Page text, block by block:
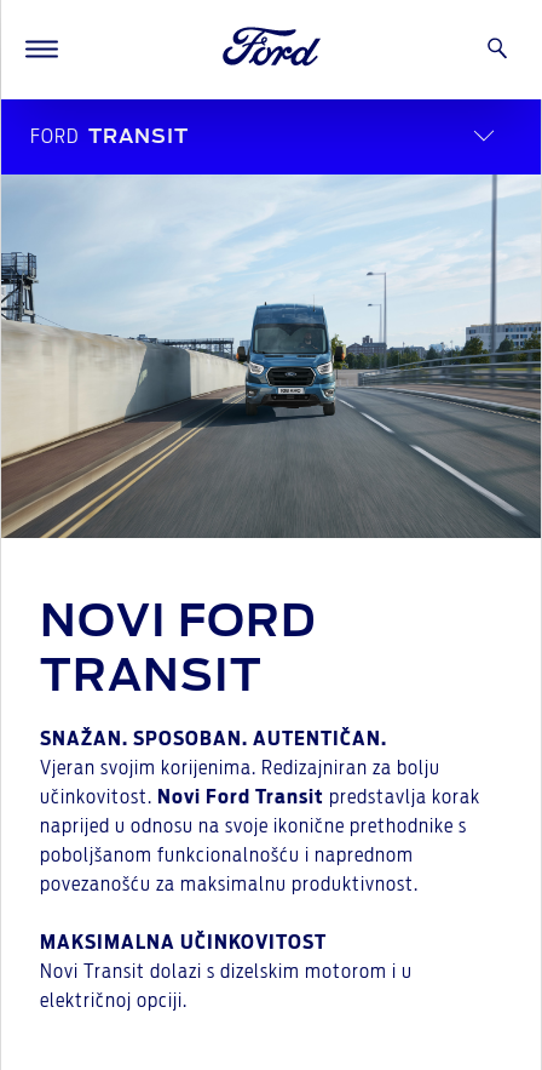
FORD TRANSIT
NOVI FORD
TRANSIT
SNAŽAN. SPOSOBAN. AUTENTIČAN.
Vjeran svojim korijenima. Redizajniran za bolju
učinkovitost. Novi Ford Transit predstavlja korak
naprijed u odnosu na svoje ikonične prethodnike s
poboljšanom funkcionalnošću i naprednom
povezanošću za maksimalnu produktivnost.
MAKSIMALNA UČINKOVITOST
Novi Transit dolazi s dizelskim motorom i u
električnoj opciji.